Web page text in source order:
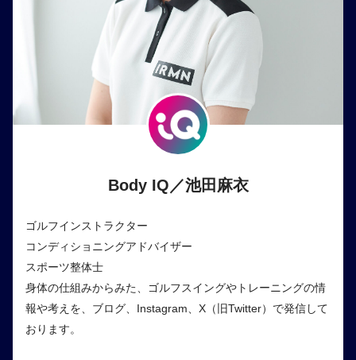
Body IQ／池田麻衣
ゴルフインストラクター
コンディショニングアドバイザー
スポーツ整体士
身体の仕組みからみた、ゴルフスイングやトレーニングの情
報や考えを、ブログ、Instagram、X（旧Twitter）で発信して
おります。